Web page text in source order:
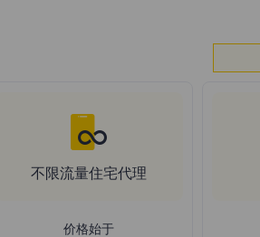
不限流量住宅代理
价格始于